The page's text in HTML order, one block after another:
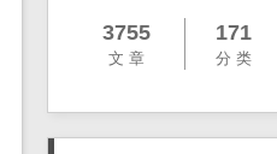
3755
文 章
171
分 类